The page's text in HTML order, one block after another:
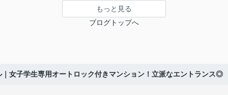
もっと見る
ブログトップへ
女子学生専用オートロック付きマンション！立派なエントランス◎